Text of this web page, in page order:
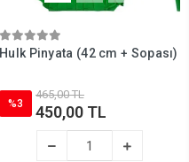
Hulk Pinyata (42 cm + Sopası)
%3
465,00 TL
450,00 TL